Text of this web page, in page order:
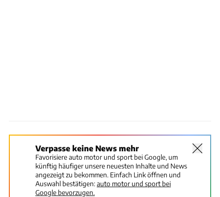
Verpasse keine News mehr
Favorisiere auto motor und sport bei Google, um
künftig häufiger unsere neuesten Inhalte und News
angezeigt zu bekommen. Einfach Link öffnen und
Auswahl bestätigen:auto motor und sport bei
Google bevorzugen.